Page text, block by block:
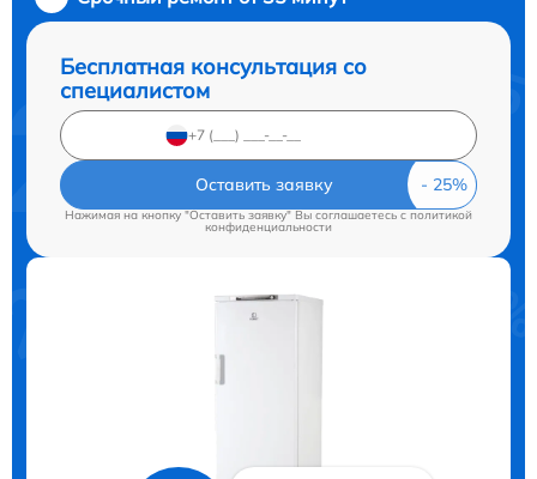
Бесплатная консультация со
специалистом
Оставить заявку
Нажимая на кнопку "Оставить заявку" Вы соглашаетесь cполитикой
конфиденциальности